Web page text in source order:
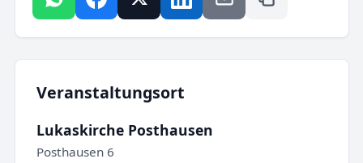
Veranstaltungsort
Lukaskirche Posthausen
Posthausen 6